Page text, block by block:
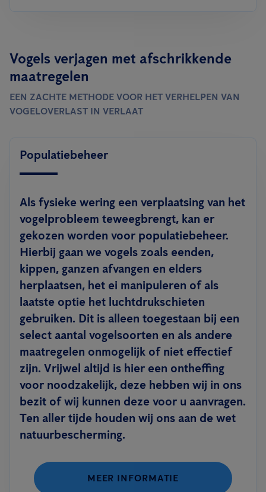
Vogels verjagen met afschrikkende
maatregelen
EEN ZACHTE METHODE VOOR HET VERHELPEN VAN
VOGELOVERLAST IN VERLAAT
Populatiebeheer
Als fysieke wering een verplaatsing van het
vogelprobleem teweegbrengt, kan er
gekozen worden voor populatiebeheer.
Hierbij gaan we vogels zoals eenden,
kippen, ganzen afvangen en elders
herplaatsen, het ei manipuleren of als
laatste optie het luchtdrukschieten
gebruiken. Dit is alleen toegestaan bij een
select aantal vogelsoorten en als andere
maatregelen onmogelijk of niet effectief
zijn. Vrijwel altijd is hier een ontheffing
voor noodzakelijk, deze hebben wij in ons
bezit of wij kunnen deze voor u aanvragen.
Ten aller tijde houden wij ons aan de wet
natuurbescherming.
MEER INFORMATIE